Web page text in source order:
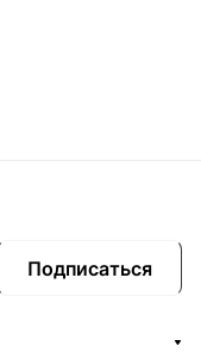
Подписаться